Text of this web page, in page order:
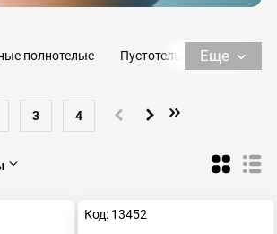
полнотелые
Пустотелые
Полнотелые стеновые
Стеновые
Еще
3 4
Код: 13452